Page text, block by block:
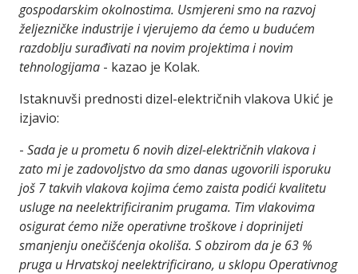
gospodarskim okolnostima. Usmjereni smo na razvoj
željezničke industrije i vjerujemo da ćemo u budućem
razdoblju surađivati na novim projektima i novim
tehnologijama - kazao je Kolak.
Istaknuvši prednosti dizel-električnih vlakova Ukić je
izjavio:
- Sada je u prometu 6 novih dizel-električnih vlakova i
zato mi je zadovoljstvo da smo danas ugovorili isporuku
još 7 takvih vlakova kojima ćemo zaista podići kvalitetu
usluge na neelektrificiranim prugama. Tim vlakovima
osigurat ćemo niže operativne troškove i doprinijeti
smanjenju onečišćenja okoliša. S obzirom da je 63 %
pruga u Hrvatskoj neelektrificirano, u sklopu Operativnog